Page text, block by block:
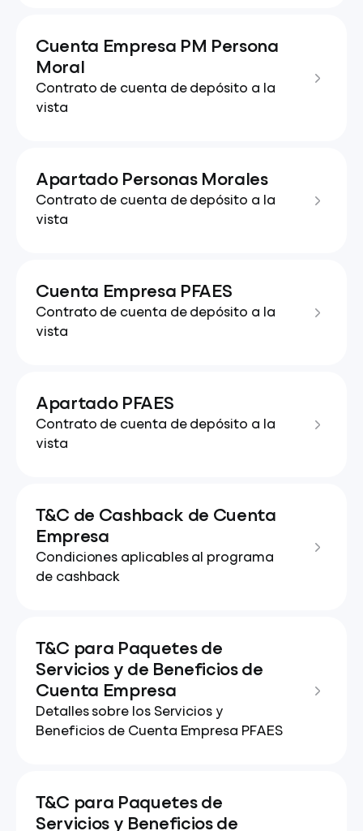
Cuenta Empresa PM Persona
Moral
Contrato de cuenta de depósito a la
vista
Apartado Personas Morales
Contrato de cuenta de depósito a la
vista
Cuenta Empresa PFAES
Contrato de cuenta de depósito a la
vista
Apartado PFAES
Contrato de cuenta de depósito a la
vista
T&C de Cashback de Cuenta
Empresa
Condiciones aplicables al programa
de cashback
T&C para Paquetes de
Servicios y de Beneficios de
Cuenta Empresa
Detalles sobre los Servicios y
Beneficios de Cuenta Empresa PFAES
T&C para Paquetes de
Servicios y Beneficios de